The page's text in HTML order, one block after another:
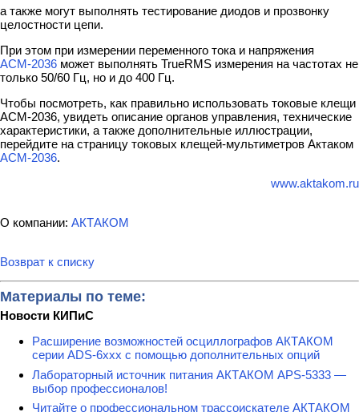
а также могут выполнять тестирование диодов и прозвонку
целостности цепи.
При этом при измерении переменного тока и напряжения
АСМ-2036 может выполнять TrueRMS измерения на частотах не
только 50/60 Гц, но и до 400 Гц.
Чтобы посмотреть, как правильно использовать токовые клещи
АСМ-2036, увидеть описание органов управления, технические
характеристики, а также дополнительные иллюстрации,
перейдите на страницу токовых клещей-мультиметров Актаком
АСМ-2036.
www.aktakom.ru
О компании: АКТАКОМ
Возврат к списку
Материалы по теме:
Новости КИПиС
Расширение возможностей осциллографов АКТАКОМ
серии ADS-6ххх с помощью дополнительных опций
Лабораторный источник питания АКТАКОМ APS-5333 —
выбор профессионалов!
Читайте о профессиональном трассоискателе АКТАКОМ